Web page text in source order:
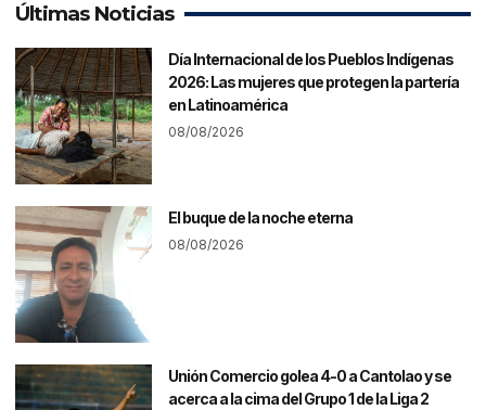
Últimas Noticias
Día Internacional de los Pueblos Indígenas
2026: Las mujeres que protegen la partería
en Latinoamérica
08/08/2026
El buque de la noche eterna
08/08/2026
Unión Comercio golea 4-0 a Cantolao y se
acerca a la cima del Grupo 1 de la Liga 2